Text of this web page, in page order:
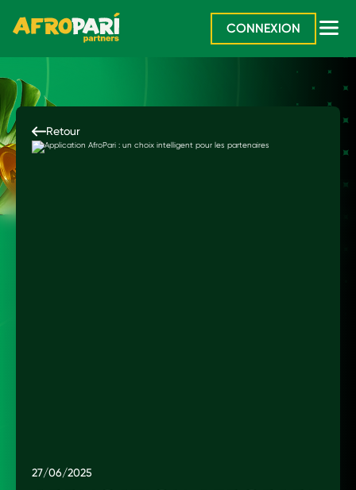
CONNEXION
Retour
27/06/2025